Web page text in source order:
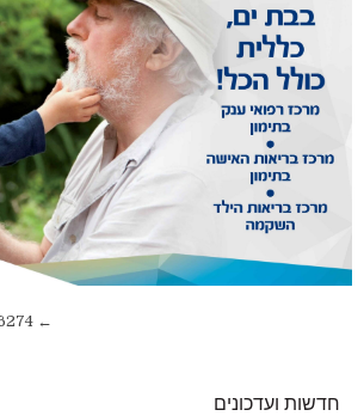
← FB_IMG_1757399766274
חדשות ועדכונים